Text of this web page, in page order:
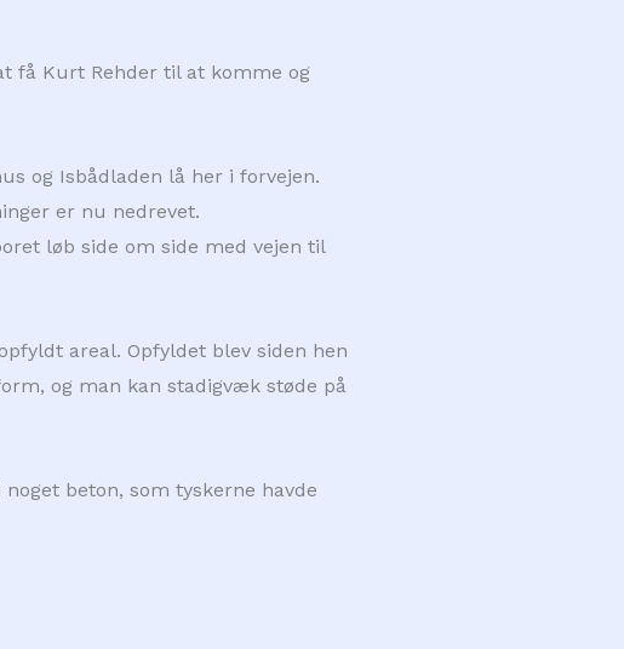
få Kurt Rehder til at komme og
og Isbådladen lå her i forvejen.
er nu nedrevet.
løb side om side med vejen til
areal. Opfyldet blev siden hen
og man kan stadigvæk støde på
beton, som tyskerne havde